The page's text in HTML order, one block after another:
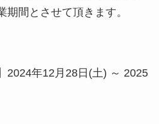
間とさせて頂きます。
2024年12月28日(土) ～ 2025